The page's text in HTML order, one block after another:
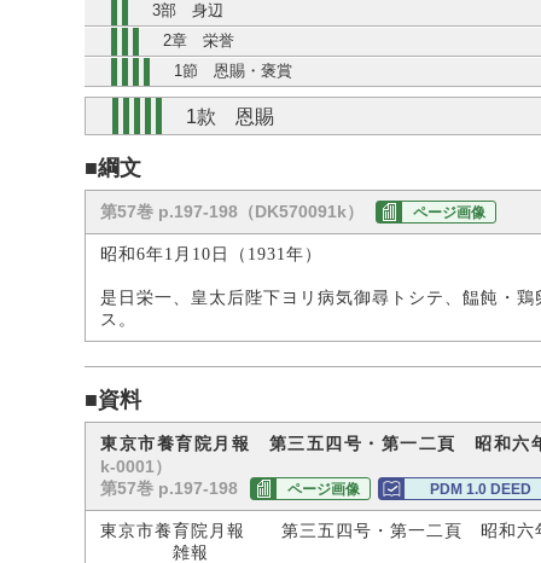
3部 身辺
2章 栄誉
1節 恩賜・褒賞
1款 恩賜
■綱文
第57巻 p.197-198（DK570091k） ページ画像
昭和6年1月10日（1931年）
是日栄一、皇太后陛下ヨリ病気御尋トシテ、饂飩・
ス。
■資料
東京市養育院月報 第三五四号・第一二頁 昭和
k-0001）
第57巻 p.197-198
ページ画像 PDM 1.0 DEED
東京市養育院月報 第三五四号・第一二頁 昭和六
雑報